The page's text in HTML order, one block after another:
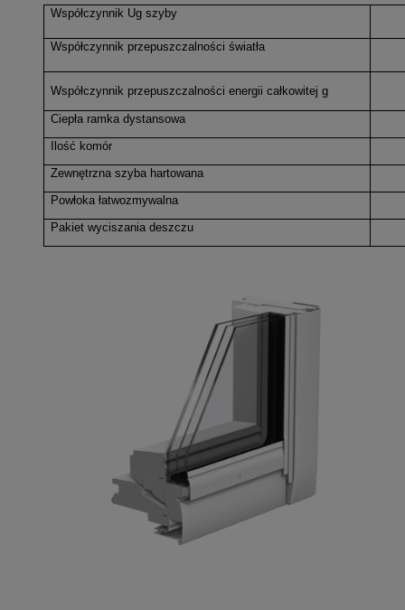
Współczynnik Ug szyby
Współczynnik przepuszczalności światła
Współczynnik przepuszczalności energii całkowitej g
Ciepła ramka dystansowa
Ilość komór
Zewnętrzna szyba hartowana
Powłoka łatwozmywalna
Pakiet wyciszania deszczu